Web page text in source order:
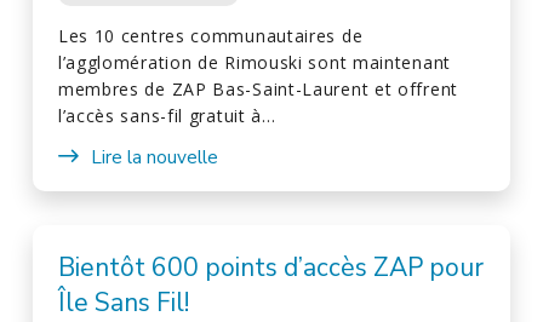
Les 10 centres communautaires de
l’agglomération de Rimouski sont maintenant
membres de ZAP Bas-Saint-Laurent et offrent
l’accès sans-fil gratuit à…
Lire la nouvelle
Bientôt 600 points d’accès ZAP pour
Île Sans Fil!